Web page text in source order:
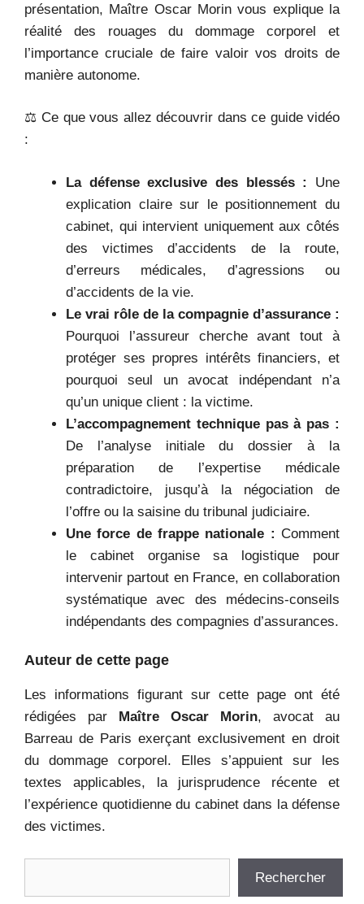
présentation, Maître Oscar Morin vous explique la
réalité des rouages du dommage corporel et
l’importance cruciale de faire valoir vos droits de
manière autonome.
⚖️ Ce que vous allez découvrir dans ce guide vidéo
:
La défense exclusive des blessés :
Une
explication claire sur le positionnement du
cabinet, qui intervient uniquement aux côtés
des victimes d’accidents de la route,
d’erreurs médicales, d’agressions ou
d’accidents de la vie.
Le vrai rôle de la compagnie d’assurance :
Pourquoi l’assureur cherche avant tout à
protéger ses propres intérêts financiers, et
pourquoi seul un avocat indépendant n’a
qu’un unique client : la victime.
L’accompagnement technique pas à pas :
De l’analyse initiale du dossier à la
préparation de l’expertise médicale
contradictoire, jusqu’à la négociation de
l’offre ou la saisine du tribunal judiciaire.
Une force de frappe nationale : Comment
le cabinet organise sa logistique pour
intervenir partout en France, en collaboration
systématique avec des médecins-conseils
indépendants des compagnies d’assurances.
Auteur de cette page
Les informations figurant sur cette page ont été
rédigées par
Maître Oscar Morin, avocat au
Barreau de Paris exerçant exclusivement en droit
du dommage corporel. Elles s’appuient sur les
textes applicables, la jurisprudence récente et
l’expérience quotidienne du cabinet dans la défense
des victimes.
Rechercher